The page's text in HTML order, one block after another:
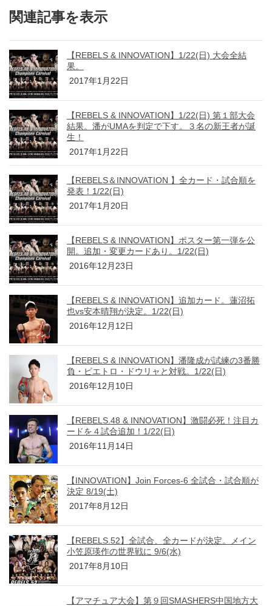
関連記事を表示
【REBELS & INNOVATION】1/22(日) 大会全結
果。
2017年1月22日
【REBELS & INNOVATION】1/22(日) 第１部大会
結果。潘がUMAを判定で下す。３名の新王者が誕
生！
2017年1月22日
【REBELS＆INNOVATION 】全カード・試合順を
発表！1/22(日)
2017年1月20日
【REBELS & INNOVATION】ポスター第一弾を公
開。追加・変更カードあり。1/22(日)
2016年12月23日
【REBELS & INNOVATION】追加カード。蓮沼拓
也vs安本晴翔が決定。1/22(日)
2016年12月12日
【REBELS & INNOVATION】潘隆成が試練の3番勝
負・ピエトロ・ドウリャと対戦。1/22(日)
2016年12月10日
【REBELS.48 & INNOVATION】激闘必死！注目カ
ードを４試合追加！1/22(日)
2016年11月14日
【INNOVATION】Join Forces-6 全試合・試合順が
決定 8/19(土)
2017年8月12日
【REBELS.52】全試合、全カードが決定。メイン
小笠原瑛作の世界戦に 9/6(水)
2017年8月10日
【アマチュア大会】第９回SMASHERS中国地方大